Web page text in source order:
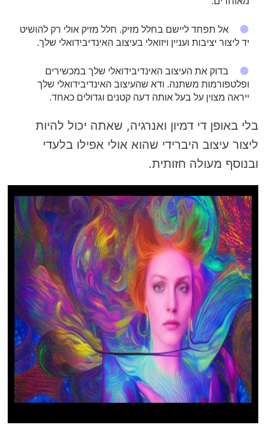
אל תפחד ליישם בחלל מזיק. חלל מזיק אולי רק להושיט
יד ליצור יציבות ועניין ויזואלי בעיצוב האינדיבידואלי שלך.
בדוק את העיצוב האינדיבידואלי שלך במכשירים
ופלטפורמות משתנה. ודא שהעיצוב האינדיבידואלי שלך
ייראה מצוין על בעל אותה דעה קטנים וגדולים כאחד.
בלי באופן די דמיון ואנרגיה, שאתה יכול להיות
ליצור עיצוב היברידי שהוא אולי אפילו בלעדי
ובנוסף מעולה חזותית.